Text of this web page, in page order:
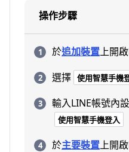
操作步驟
於追加裝置上開
選擇 使用智慧手機
輸入LINE帳號內
使用智慧手機登入
於主要裝置上開